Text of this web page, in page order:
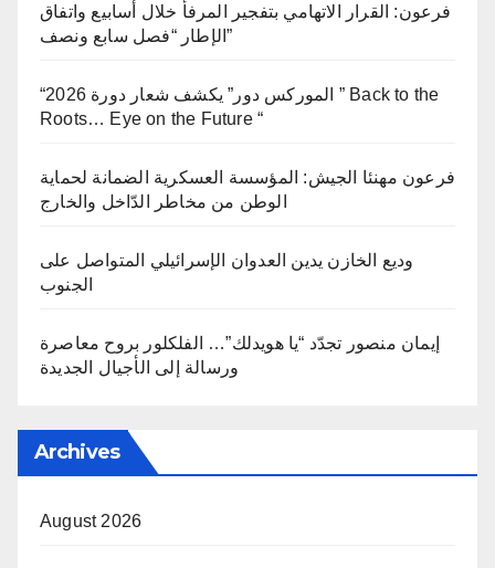
فرعون: القرار الاتهامي بتفجير المرفأ خلال أسابيع واتفاق
الإطار “فصل سابع ونصف”
“الموركس دور” يكشف شعار دورة 2026 ” Back to the
Roots… Eye on the Future “
فرعون مهنئا الجيش: المؤسسة العسكرية الضمانة لحماية
الوطن من مخاطر الدّاخل والخارج
وديع الخازن يدين العدوان الإسرائيلي المتواصل على
الجنوب
إيمان منصور تجدّد “يا هويدلك”… الفلكلور بروح معاصرة
ورسالة إلى الأجيال الجديدة
Archives
August 2026